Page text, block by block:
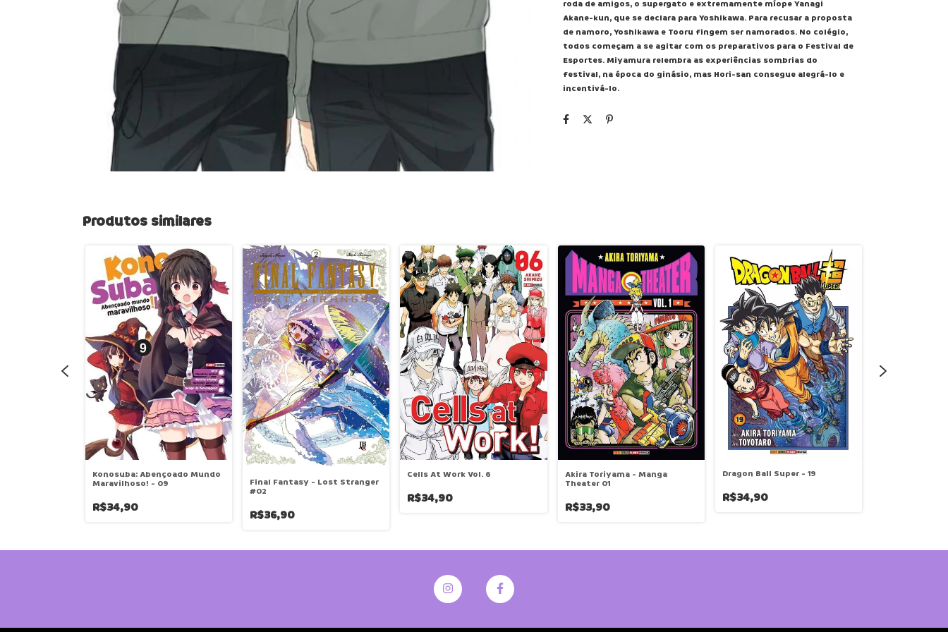
roda de amigos, o supergato e extremamente míope Yanagi
Akane-kun, que se declara para Yoshikawa. Para recusar a proposta
de namoro, Yoshikawa e Tooru fingem ser namorados. No colégio,
todos começam a se agitar com os preparativos para o Festival de
Esportes. Miyamura relembra as experiências sombrias do
festival, na época do ginásio, mas Hori-san consegue alegrá-lo e
incentivá-lo.
Produtos similares
Konosuba: Abençoado Mundo
Maravilhoso! - 09
R$34,90
Final Fantasy - Lost Stranger
#02
R$36,90
Cells At Work Vol. 6
R$34,90
Akira Toriyama - Manga
Theater 01
R$33,90
Dragon Ball Super - 19
R$34,90